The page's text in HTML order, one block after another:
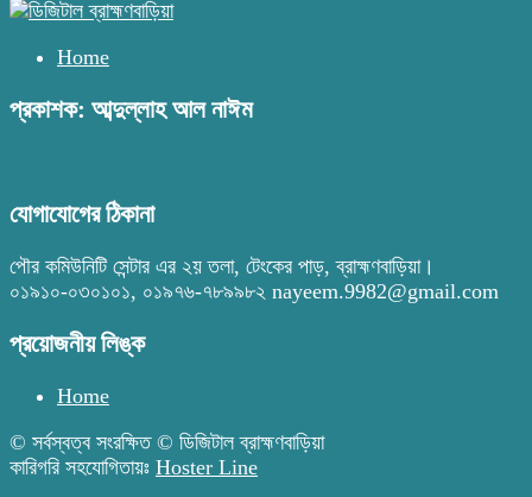
Home
প্রকাশক: আব্দুল্লাহ আল নাঈম
যোগাযোগের ঠিকানা
পৌর কমিউনিটি সেন্টার এর ২য় তলা, টেংকের পাড়, ব্রাহ্মণবাড়িয়া।
০১৯১০-০৩০১০১, ০১৯৭৬-৭৮৯৯৮২ nayeem.9982@gmail.com
প্রয়োজনীয় লিঙ্ক
Home
© সর্বস্বত্ব সংরক্ষিত © ডিজিটাল ব্রাহ্মণবাড়িয়া
কারিগরি সহযোগিতায়ঃ Hoster Line